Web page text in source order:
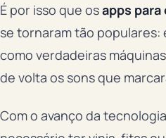
É por isso que osapps
se tornaram tão populares:
como verdadeiras
de volta os sons que
Com o avanço da